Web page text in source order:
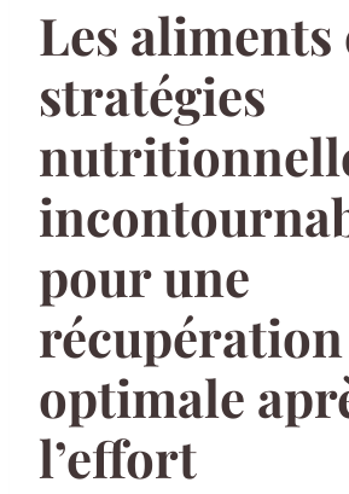
Les aliments
stratégies
pour une
récupération
optimale
l’effort